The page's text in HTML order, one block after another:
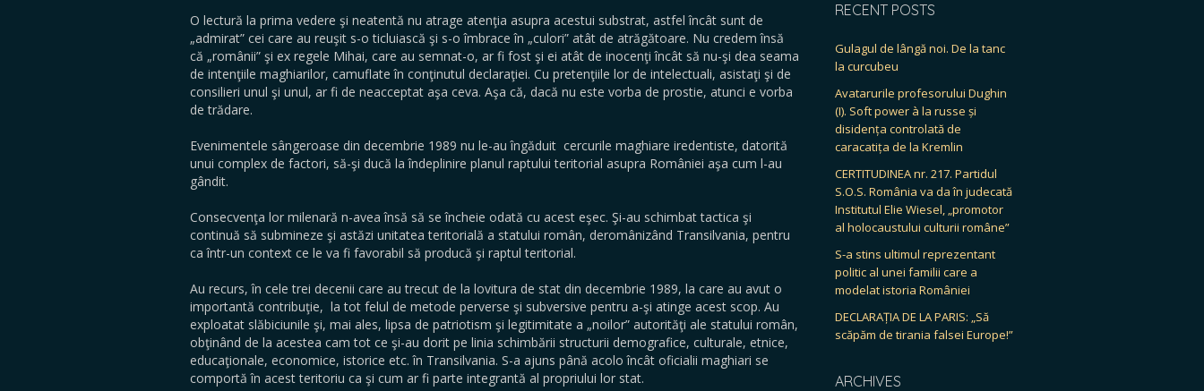
O lectură la prima vedere şi neatentă nu atrage atenţia asupra acestui substrat, astfel încât sunt de
„admirat” cei care au reuşit s-o ticluiască şi s-o îmbrace în „culori” atât de atrăgătoare. Nu credem însă
că „românii” şi ex regele Mihai, care au semnat-o, ar fi fost şi ei atât de inocenţi încât să nu-şi dea seama
de intenţiile maghiarilor, camuflate în conţinutul declaraţiei. Cu pretenţiile lor de intelectuali, asistaţi şi de
consilieri unul şi unul, ar fi de neacceptat aşa ceva. Aşa că, dacă nu este vorba de prostie, atunci e vorba
de trădare.
Evenimentele sângeroase din decembrie 1989 nu le-au îngăduit cercurile maghiare iredentiste, datorită
unui complex de factori, să-şi ducă la îndeplinire planul raptului teritorial asupra României aşa cum l-au
gândit.
Consecvenţa lor milenară n-avea însă să se încheie odată cu acest eşec. Şi-au schimbat tactica şi
continuă să submineze şi astăzi unitatea teritorială a statului român, deromânizând Transilvania, pentru
ca într-un context ce le va fi favorabil să producă şi raptul teritorial.
Au recurs, în cele trei decenii care au trecut de la lovitura de stat din decembrie 1989, la care au avut o
importantă contribuţie, la tot felul de metode perverse şi subversive pentru a-şi atinge acest scop. Au
exploatat slăbiciunile şi, mai ales, lipsa de patriotism şi legitimitate a „noilor” autorităţi ale statului român,
obţinând de la acestea cam tot ce şi-au dorit pe linia schimbării structurii demografice, culturale, etnice,
educaţionale, economice, istorice etc. în Transilvania. S-a ajuns până acolo încât oficialii maghiari se
comportă în acest teritoriu ca şi cum ar fi parte integrantă al propriului lor stat.
RECENT POSTS
Gulagul de lângă noi. De la tanc
la curcubeu
Avatarurile profesorului Dughin
(I). Soft power à la russe și
disidența controlată de
caracatița de la Kremlin
CERTITUDINEA nr. 217. Partidul
S.O.S. România va da în judecată
Institutul Elie Wiesel, „promotor
al holocaustului culturii române”
S-a stins ultimul reprezentant
politic al unei familii care a
modelat istoria României
DECLARAȚIA DE LA PARIS: „Să
scăpăm de tirania falsei Europe!”
ARCHIVES